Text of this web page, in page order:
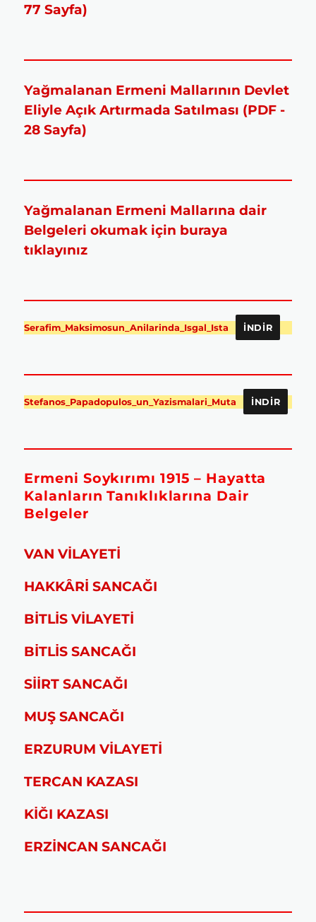
77 Sayfa)
Yağmalanan Ermeni Mallarının Devlet
Eliyle Açık Artırmada Satılması (PDF -
28 Sayfa)
Yağmalanan Ermeni Mallarına dair
Belgeleri okumak için buraya
tıklayınız
Serafim_Maksimosun_Anilarinda_Isgal_Ista İNDIR
Stefanos_Papadopulos_un_Yazismalari_Muta İNDIR
Ermeni Soykırımı 1915 – Hayatta
Kalanların Tanıklıklarına Dair
Belgeler
VAN VİLAYETİ
HAKKÂRİ SANCAĞI
BİTLİS VİLAYETİ
BİTLİS SANCAĞI
SİİRT SANCAĞI
MUŞ SANCAĞI
ERZURUM VİLAYETİ
TERCAN KAZASI
KİĞI KAZASI
ERZİNCAN SANCAĞI